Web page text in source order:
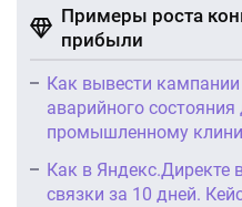
Примеры роста
прибыли
Как вывести
аварийного
промышленному
Как в Яндекс.Директе
связки за 10 дней.